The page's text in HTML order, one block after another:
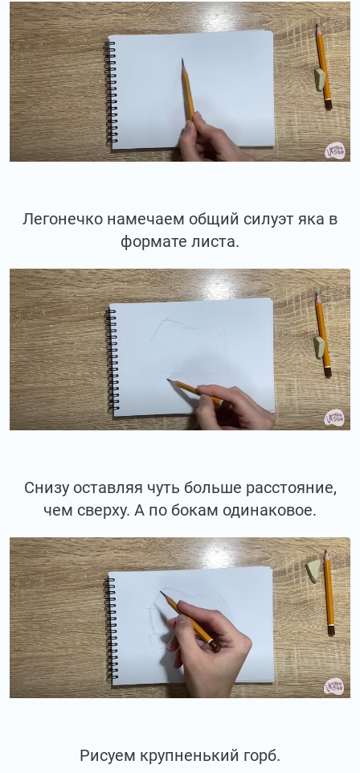
Легонечко намечаем общий силуэт яка в
формате листа.
Снизу оставляя чуть больше расстояние,
чем сверху. А по бокам одинаковое.
Рисуем крупненький горб.